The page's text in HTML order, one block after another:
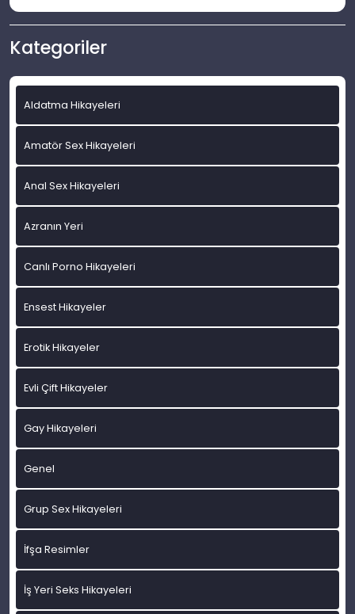
Kategoriler
Aldatma Hikayeleri
Amatör Sex Hikayeleri
Anal Sex Hikayeleri
Azranın Yeri
Canlı Porno Hikayeleri
Ensest Hikayeler
Erotik Hikayeler
Evli Çift Hikayeler
Gay Hikayeleri
Genel
Grup Sex Hikayeleri
İfşa Resimler
İş Yeri Seks Hikayeleri